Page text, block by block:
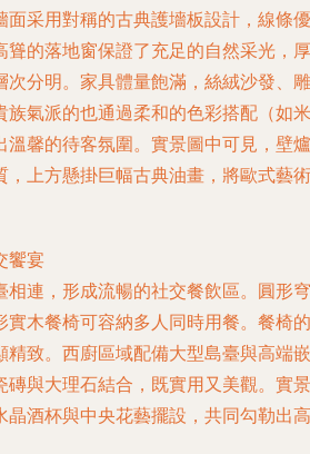
面采用對稱的古典護墻板設計，線條優
聳的落地窗保證了充足的自然采光，厚
次分明。家具體量飽滿，絲絨沙發、雕
族氣派的也通過柔和的色彩搭配（如米
溫馨的待客氛圍。實景圖中可見，壁爐
，上方懸掛巨幅古典油畫，將歐式藝術
饗宴
相連，形成流暢的社交餐飲區。圓形穹
實木餐椅可容納多人同時用餐。餐椅的
精致。西廚區域配備大型島臺與高端嵌
磚與大理石結合，既實用又美觀。實景
晶酒杯與中央花藝擺設，共同勾勒出高